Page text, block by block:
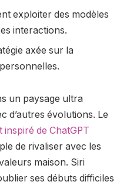
exploiter des modèles
interactions.
axée sur la
un paysage ultra
d’autres évolutions. Le
de ChatGPT
de rivaliser avec les
maison. Siri
ses débuts difficiles